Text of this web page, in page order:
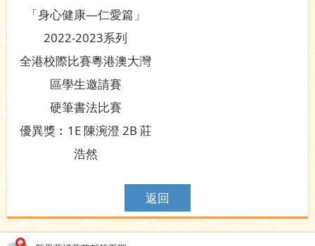
「身心健康—仁愛篇」
2022-2023系列
全港校際比賽粵港澳大灣
區學生邀請賽
硬筆書法比賽
優異獎︰1E 陳涴澄 2B 莊
浩然
返回